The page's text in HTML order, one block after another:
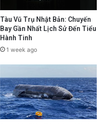
Tàu Vũ Trụ Nhật Bản: Chuyến
Bay Gần Nhất Lịch Sử Đến Tiểu
Hành Tinh
1 week ago